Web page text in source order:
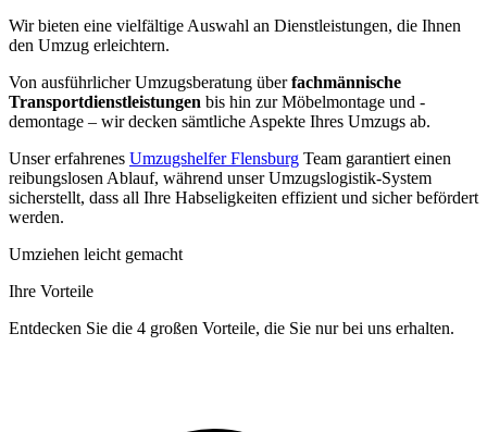
Wir bieten eine vielfältige Auswahl an Dienstleistungen, die Ihnen
den Umzug erleichtern.
Von ausführlicher Umzugsberatung überfachmännische
Transportdienstleistungen bis hin zur Möbelmontage und -
demontage – wir decken sämtliche Aspekte Ihres Umzugs ab.
Unser erfahrenes Umzugshelfer Flensburg Team garantiert einen
reibungslosen Ablauf, während unser Umzugslogistik-System
sicherstellt, dass all Ihre Habseligkeiten effizient und sicher befördert
werden.
Umziehen leicht gemacht
Ihre Vorteile
Entdecken Sie die 4 großen Vorteile, die Sie nur bei uns erhalten.